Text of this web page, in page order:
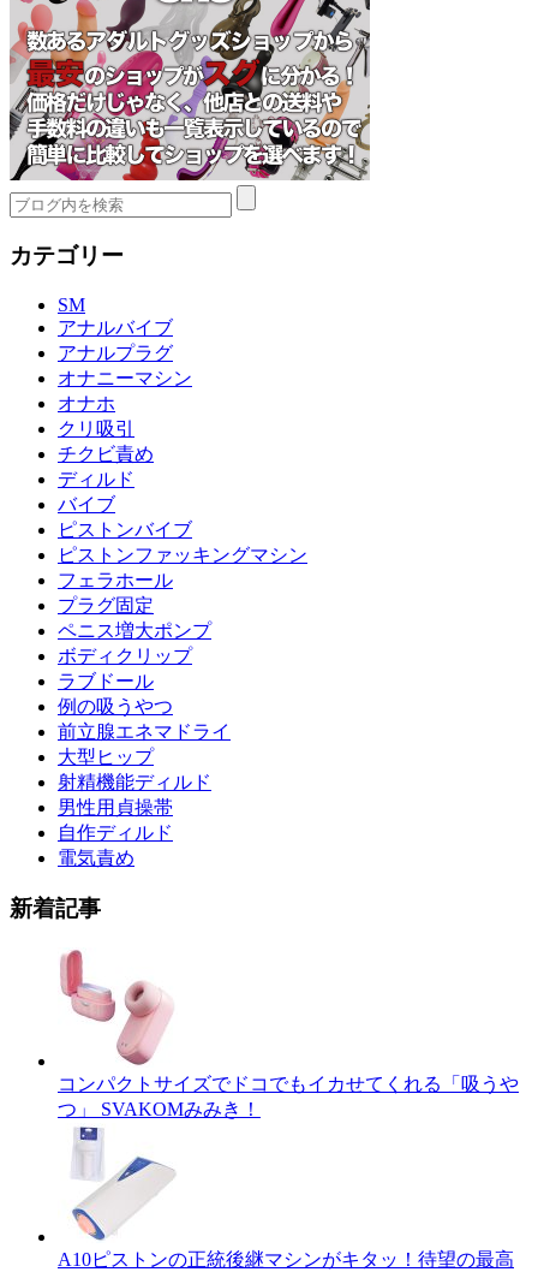
カテゴリー
SM
アナルバイブ
アナルプラグ
オナニーマシン
オナホ
クリ吸引
チクビ責め
ディルド
バイブ
ピストンバイブ
ピストンファッキングマシン
フェラホール
プラグ固定
ペニス増大ポンプ
ボディクリップ
ラブドール
例の吸うやつ
前立腺エネマドライ
大型ヒップ
射精機能ディルド
男性用貞操帯
自作ディルド
電気責め
新着記事
コンパクトサイズでドコでもイカせてくれる「吸うや
つ」 SVAKOMみみき！
A10ピストンの正統後継マシンがキタッ！待望の最高